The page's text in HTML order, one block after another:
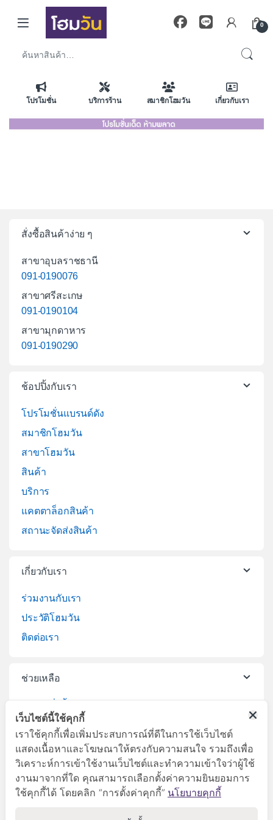
Skip to navigation
Skip to content
0
โปรโมชั่น บริการร้าน สมาชิกโฮมวัน เกี่ยวกับเรา
สั่งซื้อสินค้าง่าย ๆ
สาขาอุบลราชธานี
091-0190076
สาขาศรีสะเกษ
091-0190104
สาขามุกดาหาร
091-0190290
ช้อปปิ้งกับเรา
โปรโมชั่นแบรนด์ดัง
สมาชิกโฮมวัน
สาขาโฮมวัน
สินค้า
บริการ
แคตตาล็อกสินค้า
สถานะจัดส่งสินค้า
เกี่ยวกับเรา
ร่วมงานกับเรา
ประวัติโฮมวัน
ติดต่อเรา
ช่วยเหลือ
บริการจัดส่งสินค้า
เปลี่ยนคืนสินค้า
เว็บไซต์นี้ใช้คุกกี้
เราใช้คุกกี้เพื่อเพิ่มประสบการณ์ที่ดีในการใช้เว็บไซต์
แสดงเนื้อหาและโฆษณาให้ตรงกับความสนใจ รวมถึงเพื่อ
วิเคราะห์การเข้าใช้งานเว็บไซต์และทำความเข้าใจว่าผู้ใช้
งานมาจากที่ใด คุณสามารถเลือกตั้งค่าความยินยอมการ
ใช้คุกกี้ได้ โดยคลิก “การตั้งค่าคุกกี้” นโยบายคุกกี้